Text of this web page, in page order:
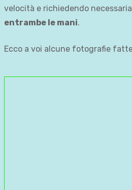
velocità e richiedendo
entrambe le mani.
Ecco a voi alcune fotografie